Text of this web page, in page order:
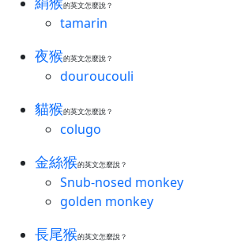
的英文怎麼說？
tamarin
夜猴的英文怎麼說？
douroucouli
貓猴的英文怎麼說？
colugo
金絲猴的英文怎麼說？
Snub-nosed monkey
golden monkey
長尾猴的英文怎麼說？